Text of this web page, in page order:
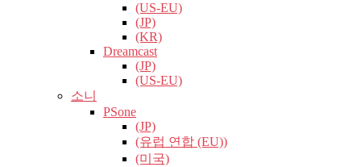
(US-EU)
(JP)
(KR)
Dreamcast
(JP)
(US-EU)
소니
PSone
(JP)
(유럽​​ 연합 (EU))
(미국)